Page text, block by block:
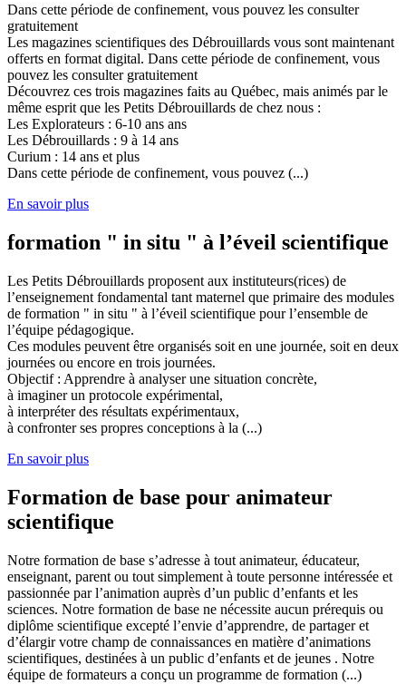
Dans cette période de confinement, vous pouvez les consulter
gratuitement
Les magazines scientifiques des Débrouillards vous sont maintenant
offerts en format digital. Dans cette période de confinement, vous
pouvez les consulter gratuitement
Découvrez ces trois magazines faits au Québec, mais animés par le
même esprit que les Petits Débrouillards de chez nous :
Les Explorateurs : 6-10 ans ans
Les Débrouillards : 9 à 14 ans
Curium : 14 ans et plus
Dans cette période de confinement, vous pouvez (...)
En savoir plus
formation " in situ " à l’éveil scientifique
Les Petits Débrouillards proposent aux instituteurs(rices) de
l’enseignement fondamental tant maternel que primaire des modules
de formation " in situ " à l’éveil scientifique pour l’ensemble de
l’équipe pédagogique.
Ces modules peuvent être organisés soit en une journée, soit en deux
journées ou encore en trois journées.
Objectif : Apprendre à analyser une situation concrète,
à imaginer un protocole expérimental,
à interpréter des résultats expérimentaux,
à confronter ses propres conceptions à la (...)
En savoir plus
Formation de base pour animateur
scientifique
Notre formation de base s’adresse à tout animateur, éducateur,
enseignant, parent ou tout simplement à toute personne intéressée et
passionnée par l’animation auprès d’un public d’enfants et les
sciences. Notre formation de base ne nécessite aucun prérequis ou
diplôme scientifique excepté l’envie d’apprendre, de partager et
d’élargir votre champ de connaissances en matière d’animations
scientifiques, destinées à un public d’enfants et de jeunes . Notre
équipe de formateurs a conçu un programme de formation (...)